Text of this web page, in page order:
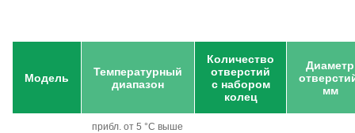
Модель
Температурный
диапазон
Количество
отверстий
с набором
колец
Диаметр
мм
прибл. от 5 °C выше